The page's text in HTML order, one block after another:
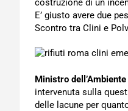
costruzione di un
E’ giusto avere due
Scontro tra Clini e
Ministro
intervenuta sulla
delle lacune per